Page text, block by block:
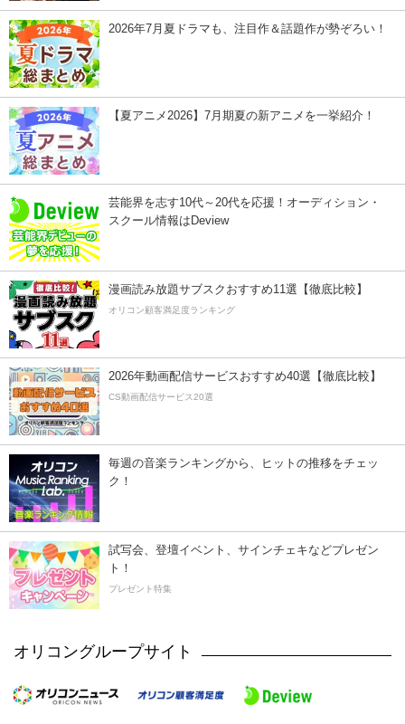
2026年7月夏ドラマも、注目作＆話題作が勢ぞろい！
【夏アニメ2026】7月期夏の新アニメを一挙紹介！
芸能界を志す10代～20代を応援！オーディション・
スクール情報はDeview
漫画読み放題サブスクおすすめ11選【徹底比較】
オリコン顧客満足度ランキング
2026年動画配信サービスおすすめ40選【徹底比較】
CS動画配信サービス20選
毎週の音楽ランキングから、ヒットの推移をチェッ
ク！
試写会、登壇イベント、サインチェキなどプレゼン
ト！
プレゼント特集
オリコングループサイト